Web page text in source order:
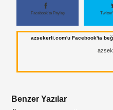
Facebook'ta Paylaş
azsekerli.com'u Facebook'ta
Benzer Yazılar